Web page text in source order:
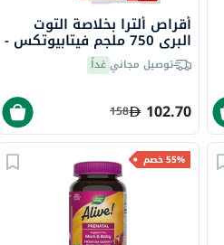
أقراص ألترا بخلاصة التوت
البري 750 ملجم فيتابيوتكس -
2 × 30 قرص توصيل مجانيغداً
102.70
158
55% خصم